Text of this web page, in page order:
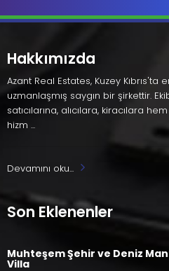
Hakkımızda
Azant Real Estates, Kuzey
uzmanlaşmış saygın bir şirkettir.
satıcılarına, alıcılara, kiracılara
hizm ...
Devamını oku...
Son Eklenenler
Muhteşem Şehir ve Deniz
Villa